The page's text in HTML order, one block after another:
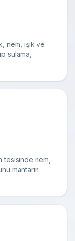
nem, ışık ve
sulama,
tesisinde nem,
mantarın